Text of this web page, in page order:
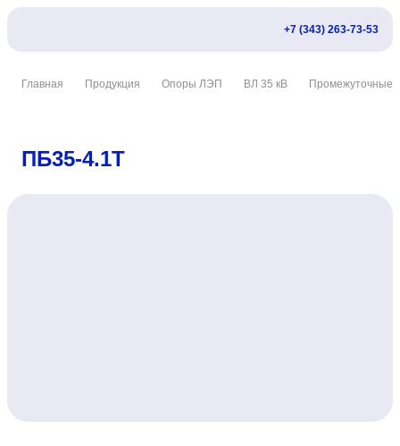
+7 (343) 263-73-53
Главная Продукция Опоры ЛЭП ВЛ 35 кВ Промежуточные
ПБ35-4.1Т